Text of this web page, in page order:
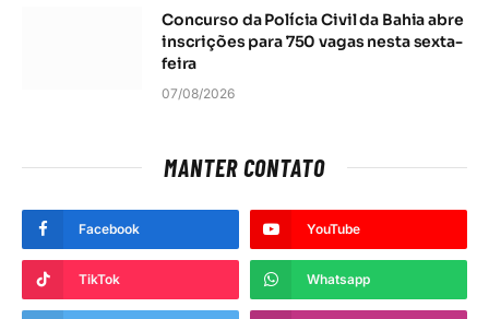
Concurso da Polícia Civil da Bahia abre
inscrições para 750 vagas nesta sexta-
feira
07/08/2026
MANTER CONTATO
Facebook YouTube
TikTok Whatsapp